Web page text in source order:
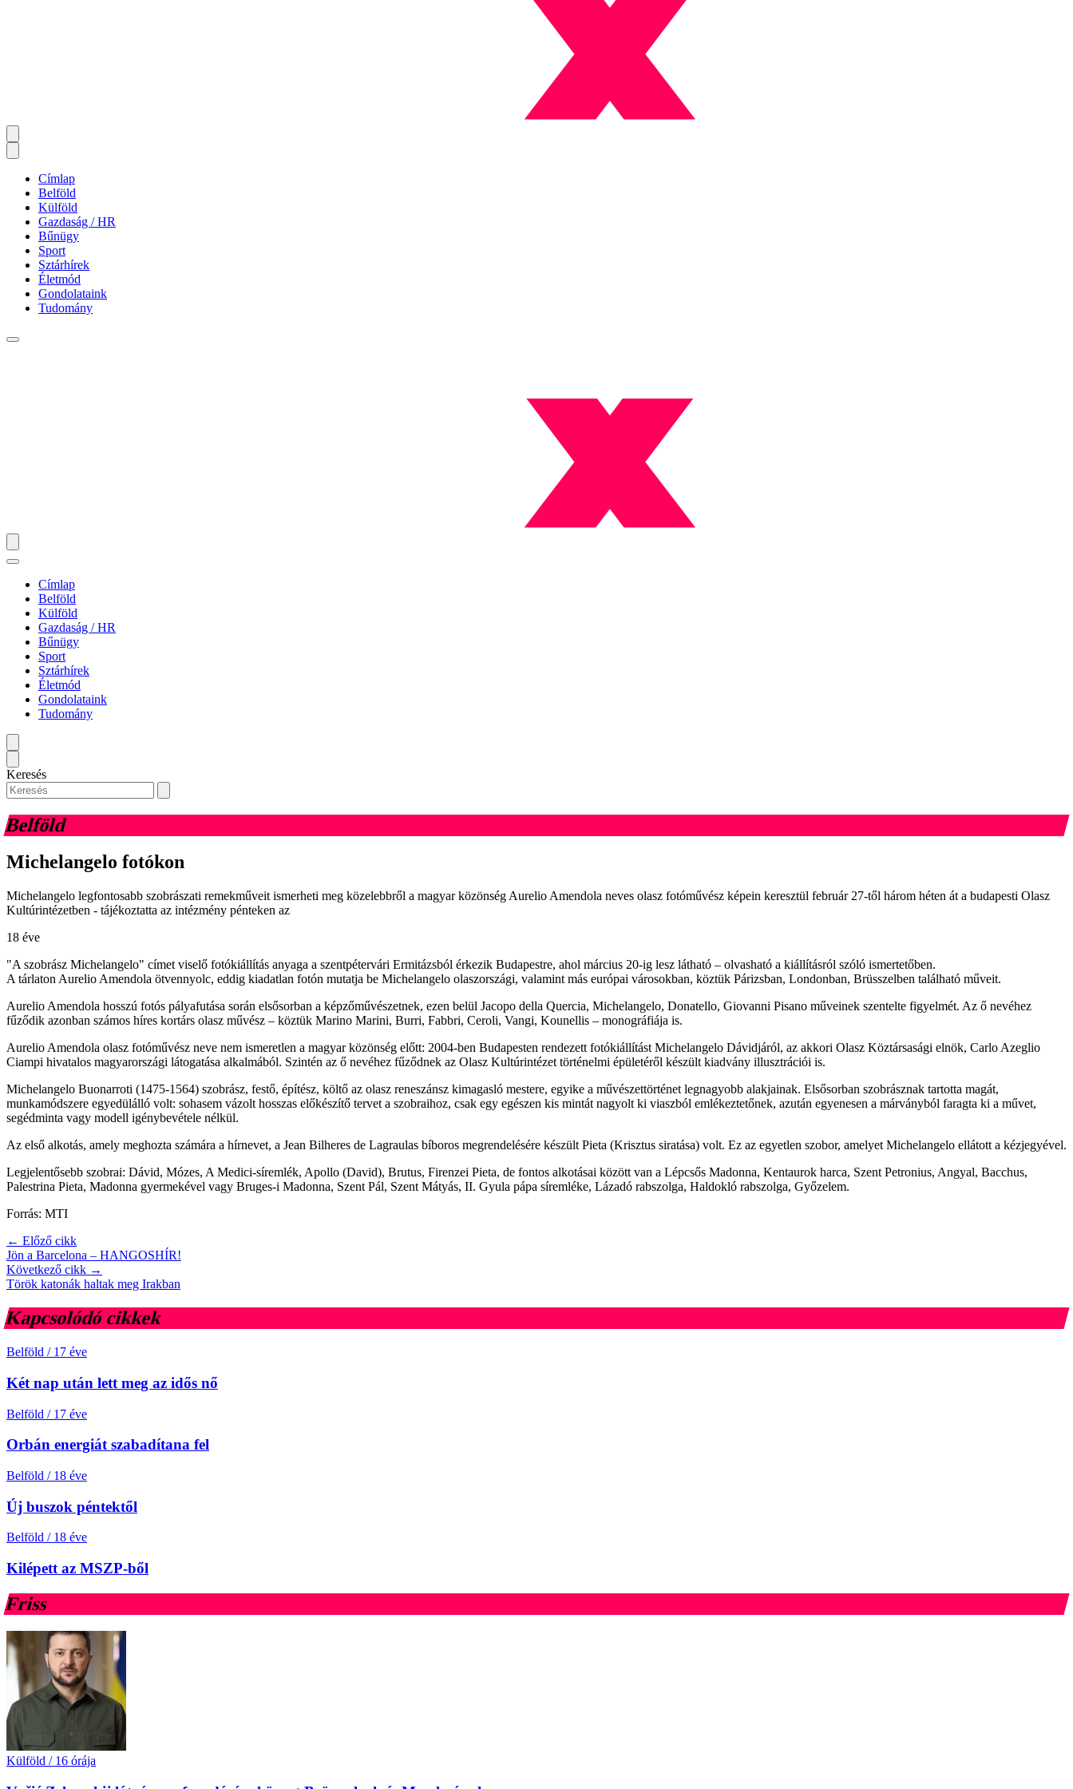
Címlap
Belföld
Külföld
Gazdaság / HR
Bűnügy
Sport
Sztárhírek
Életmód
Gondolataink
Tudomány
Címlap
Belföld
Külföld
Gazdaság / HR
Bűnügy
Sport
Sztárhírek
Életmód
Gondolataink
Tudomány
Keresés
Belföld
Michelangelo fotókon
Michelangelo legfontosabb szobrászati remekműveit ismerheti meg közelebbről a magyar közönség Aurelio Amendola neves olasz fotóművész képein keresztül február 27-től három héten át a budapesti Olasz
Kultúrintézetben - tájékoztatta az intézmény pénteken az
18 éve
"A szobrász Michelangelo" címet viselő fotókiállítás anyaga a szentpétervári Ermitázsból érkezik Budapestre, ahol március 20-ig lesz látható – olvasható a kiállításról szóló ismertetőben.
A tárlaton Aurelio Amendola ötvennyolc, eddig kiadatlan fotón mutatja be Michelangelo olaszországi, valamint más európai városokban, köztük Párizsban, Londonban, Brüsszelben található műveit.
Aurelio Amendola hosszú fotós pályafutása során elsősorban a képzőművészetnek, ezen belül Jacopo della Quercia, Michelangelo, Donatello, Giovanni Pisano műveinek szentelte figyelmét. Az ő nevéhez
fűződik azonban számos híres kortárs olasz művész – köztük Marino Marini, Burri, Fabbri, Ceroli, Vangi, Kounellis – monográfiája is.
Aurelio Amendola olasz fotóművész neve nem ismeretlen a magyar közönség előtt: 2004-ben Budapesten rendezett fotókiállítást Michelangelo Dávidjáról, az akkori Olasz Köztársasági elnök, Carlo Azeglio
Ciampi hivatalos magyarországi látogatása alkalmából. Szintén az ő nevéhez fűződnek az Olasz Kultúrintézet történelmi épületéről készült kiadvány illusztrációi is.
Michelangelo Buonarroti (1475-1564) szobrász, festő, építész, költő az olasz reneszánsz kimagasló mestere, egyike a művészettörténet legnagyobb alakjainak. Elsősorban szobrásznak tartotta magát,
munkamódszere egyedülálló volt: sohasem vázolt hosszas előkészítő tervet a szobraihoz, csak egy egészen kis mintát nagyolt ki viaszból emlékeztetőnek, azután egyenesen a márványból faragta ki a művet,
segédminta vagy modell igénybevétele nélkül.
Az első alkotás, amely meghozta számára a hírnevet, a Jean Bilheres de Lagraulas bíboros megrendelésére készült Pieta (Krisztus siratása) volt. Ez az egyetlen szobor, amelyet Michelangelo ellátott a kézjegyével.
Legjelentősebb szobrai: Dávid, Mózes, A Medici-síremlék, Apollo (David), Brutus, Firenzei Pieta, de fontos alkotásai között van a Lépcsős Madonna, Kentaurok harca, Szent Petronius, Angyal, Bacchus,
Palestrina Pieta, Madonna gyermekével vagy Bruges-i Madonna, Szent Pál, Szent Mátyás, II. Gyula pápa síremléke, Lázadó rabszolga, Haldokló rabszolga, Győzelem.
Forrás: MTI
← Előző cikk
Jön a Barcelona – HANGOSHÍR!
Következő cikk →
Török katonák haltak meg Irakban
Kapcsolódó cikkek
Belföld / 17 éve
Két nap után lett meg az idős nő
Belföld / 17 éve
Orbán energiát szabadítana fel
Belföld / 18 éve
Új buszok péntektől
Belföld / 18 éve
Kilépett az MSZP-ből
Friss
Külföld / 16 órája